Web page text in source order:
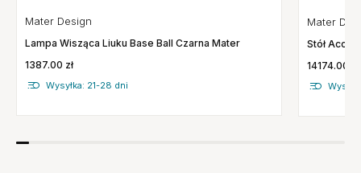
Mater Design
Lampa Wisząca Liuku Base Ball Czarna Mater
1387.00 zł
Wysyłka: 21-28 dni
Mater
Stół
14174.00 zł